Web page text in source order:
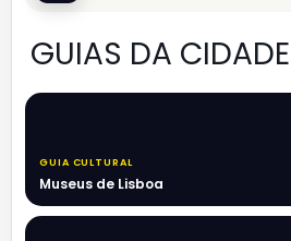
GUIAS DA CIDADE
GUIA CULTURAL
Museus de Lisboa